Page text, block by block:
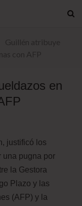
en
justificó los
una pugna por
la Gestora
Plazo y las
(AFP) y la